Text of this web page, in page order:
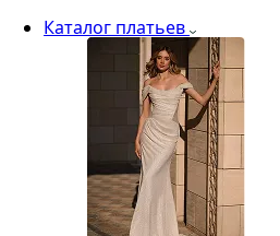
Каталог платьев